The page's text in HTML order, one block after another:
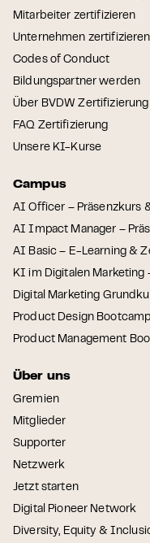
Mitarbeiter zertifizieren
Unternehmen zertifizieren
Codes of Conduct
Bildungspartner werden
Über BVDW Zertifizierung
FAQ Zertifizierung
Unsere KI-Kurse
Campus
AI Officer – Präsenzkurs
AI Impact Manager –
AI Basic – E-Learning &
KI im Digitalen Marketing
Digital Marketing
Product Design Bootcamp
Product Management
Über uns
Gremien
Mitglieder
Supporter
Netzwerk
Jetzt starten
Digital Pioneer Network
Diversity, Equity &